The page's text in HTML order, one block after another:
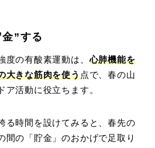
”する
度の有酸素運動は、心肺機能を
大きな筋肉を使う点で、春の山
ア活動に役立ちます。
る時間を設けてみると、春先の
間の「貯金」のおかげで足取り